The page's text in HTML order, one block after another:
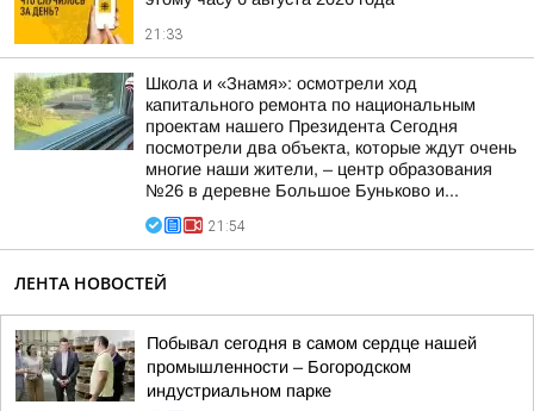
21:33
Школа и «Знамя»: осмотрели ход
капитального ремонта по национальным
проектам нашего Президента Сегодня
посмотрели два объекта, которые ждут очень
многие наши жители, – центр образования
№26 в деревне Большое Буньково и...
21:54
ЛЕНТА НОВОСТЕЙ
Побывал сегодня в самом сердце нашей
промышленности – Богородском
индустриальном парке